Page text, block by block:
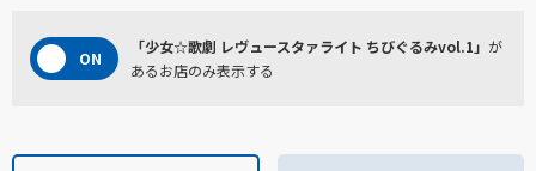
「少女☆歌劇 レヴュースタァライト ちびぐるみvol.1」 が
あるお店のみ表示する